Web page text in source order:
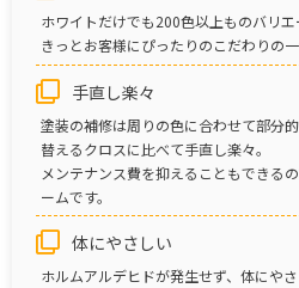
ホワイトだけでも200色以上ものバリエ
きっとお客様にぴったりのこだわりの一
手直し楽々
塗装の補修は周りの色に合わせて部分
替えるクロスに比べて手直し楽々。
メンテナンス費を抑えることもできる
ームです。
体にやさしい
ホルムアルデヒドが発生せず、体にや